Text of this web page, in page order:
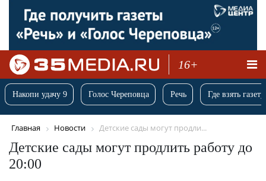
16+
Накопи удачу 9 Голос Череповца Речь Где взять
Главная Новости Детские сады могут продли...
Детские сады могут продлить работу до
20:00